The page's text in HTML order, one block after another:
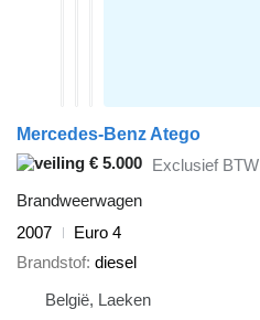
Mercedes-Benz Atego
€ 5.000 Exclusief BTW
Brandweerwagen
2007
Euro 4
Brandstof diesel
België, Laeken